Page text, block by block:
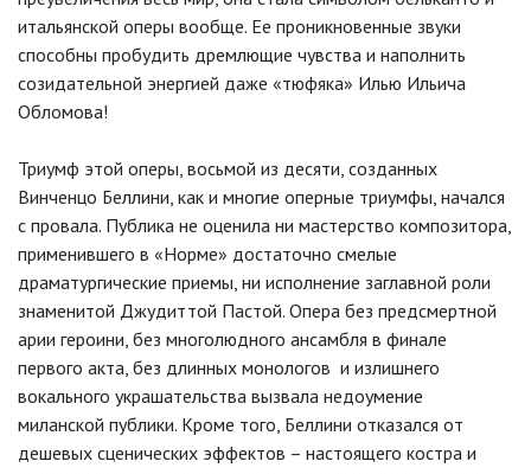
итальянской оперы вообще. Ее проникновенные звуки
способны пробудить дремлющие чувства и наполнить
созидательной энергией даже «тюфяка» Илью Ильича
Обломова!
Триумф этой оперы, восьмой из десяти, созданных
Винченцо Беллини, как и многие оперные триумфы, начался
с провала. Публика не оценила ни мастерство композитора,
применившего в «Норме» достаточно смелые
драматургические приемы, ни исполнение заглавной роли
знаменитой Джудиттой Пастой. Опера без предсмертной
арии героини, без многолюдного ансамбля в финале
первого акта, без длинных монологов и излишнего
вокального украшательства вызвала недоумение
миланской публики. Кроме того, Беллини отказался от
дешевых сценических эффектов – настоящего костра и